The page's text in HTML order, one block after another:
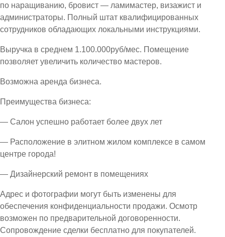
по наращиванию, бровист — ламимастер, визажист и
администраторы. Полный штат квалифицированных
сотрудников обладающих локальными инструкциями.
Выручка в среднем 1.100.000руб/мес. Помещение
позволяет увеличить количество мастеров.
Возможна аренда бизнеса.
Преимущества бизнеса:
— Салон успешно работает более двух лет
— Расположение в элитном жилом комплексе в самом
центре города!
— Дизайнерский ремонт в помещениях
Адрес и фотографии могут быть изменены для
обеспечения конфиденциальности продажи. Осмотр
возможен по предварительной договоренности.
Сопровождение сделки бесплатно для покупателей.